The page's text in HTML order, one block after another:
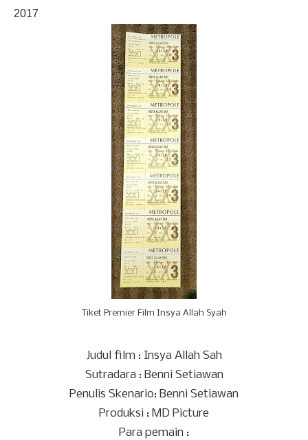
2017
Tiket Premier Film Insya Allah Syah
Judul film : Insya Allah Sah
Sutradara : Benni Setiawan
Penulis Skenario: Benni Setiawan
Produksi : MD Picture
Para pemain :